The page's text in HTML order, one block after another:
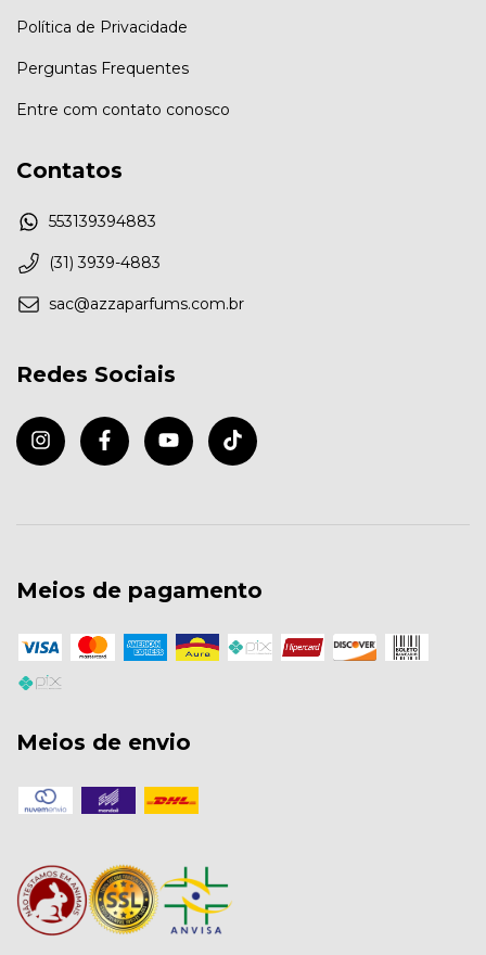
Política de Privacidade
Perguntas Frequentes
Entre com contato conosco
Contatos
553139394883
(31) 3939-4883
sac@azzaparfums.com.br
Redes Sociais
Meios de pagamento
Meios de envio